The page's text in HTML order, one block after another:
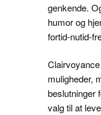
genkende.
humor og
fortid-nutid-
muligheder,
beslutninger
valg til at